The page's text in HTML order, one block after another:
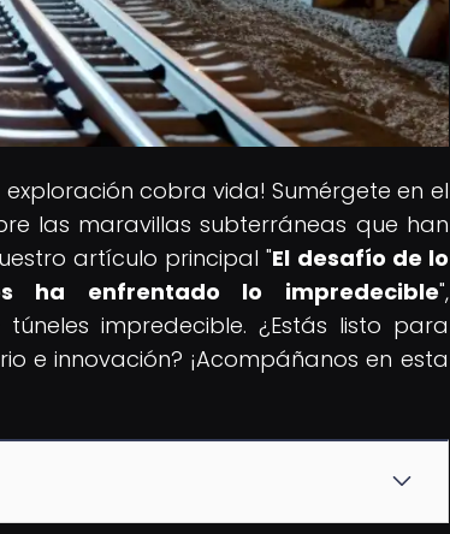
cobra vida! Sumérgete en el
las maravillas subterráneas que han
artículo principal "El desafío de lo
ha enfrentado lo impredecible",
impredecible. ¿Estás listo para
e innovación? ¡Acompáñanos en esta